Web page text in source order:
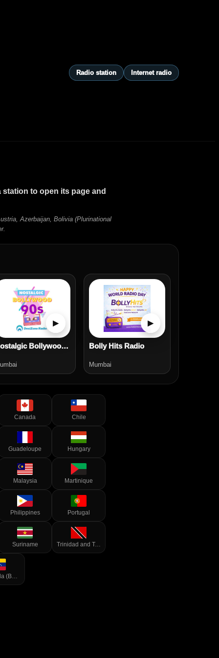
Radio station Internet radio
to open its page and
Azerbaijan, Bolivia (Plurinational
▶
Nostalgic Bollywood 90s Radio
▶
Bolly Hits Radio
Mumbai
Canada Chile
Guadeloupe Hungary
Malaysia Martinique
Philippines Portugal
Suriname Trinidad and Tobago
Venezuela (Bolivarian Republic of)